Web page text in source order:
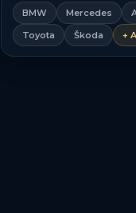
BMW Mercedes
Toyota
Škoda +